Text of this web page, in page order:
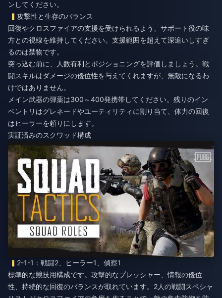
ンしてください。
攻撃性と生存のバランス
回復やクロスファイアの支援を受けられるよう、サポート役の味
方との視線を維持してください。支援範囲を超えて深追いしすぎ
るのは禁物です。
突っ込む前に、人数有利とポジショニングを評価しましょう。戦
闘スキルはダメージの優位性を与えてくれますが、無敵になるわ
けではありません。
メイン武器の弾薬は300～400発携帯してください。残りのイン
ベントリはグレネードやユーティリティに割り当て、体力の回復
はヒーラーを頼りにします。
実証済みのスクワッド構成
2-1-1：戦闘2、ヒーラー1、偵察1
標準的な競技用構成です。攻撃的なプレッシャー、情報の優位
性、持続的な回復のバランスが取れています。2人の戦闘スペシャ